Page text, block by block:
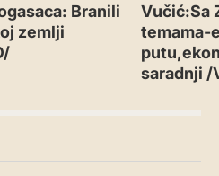
Branili
zemlji
Vučić:Sa
temama-
saradnji /